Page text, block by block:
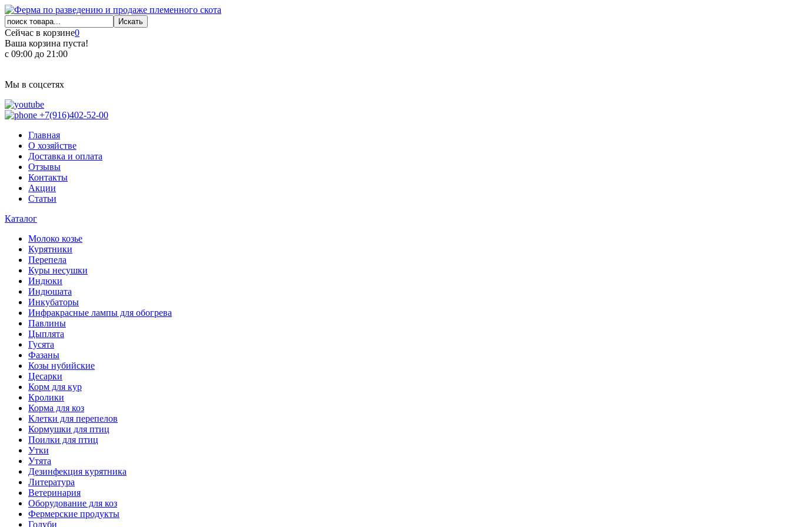
Сейчас в корзине0
Ваша корзина пуста!
с 09:00 до 21:00
Мы в соцсетях
+7(916)402-52-00
Главная
О хозяйстве
Доставка и оплата
Отзывы
Контакты
Акции
Статьи
Каталог
Молоко козье
Курятники
Перепела
Куры несушки
Индюки
Индюшата
Инкубаторы
Инфракрасные лампы для обогрева
Павлины
Цыплята
Гусята
Фазаны
Козы нубийские
Цесарки
Корм для кур
Кролики
Корма для коз
Клетки для перепелов
Кормушки для птиц
Поилки для птиц
Утки
Утята
Дезинфекция курятника
Литература
Ветеринария
Оборудование для коз
Фермерские продукты
Голуби